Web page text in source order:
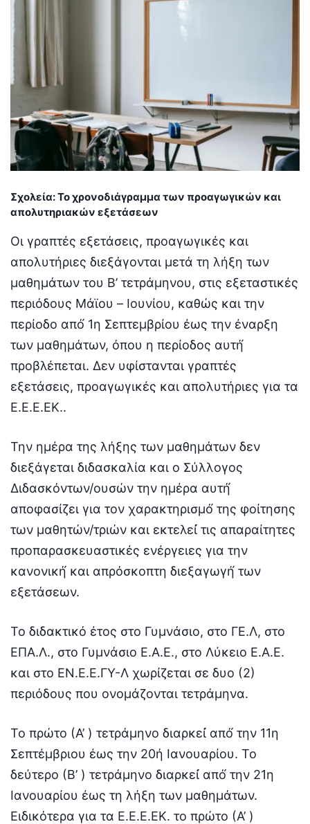
Σχολεία:Το χρονοδιάγραμμα των προαγωγικών και
απολυτηριακών εξετάσεων
Οι γραπτές εξετάσεις, προαγωγικές και
απολυτήριες διεξάγονται μετά τη λήξη των
μαθημάτων του Β’ τετράμηνου, στις εξεταστικές
περιόδους Μάϊου – Ιουνίου, καθώς και την
περίοδο από́ 1η Σεπτεμβρίου έως την έναρξη
των μαθημάτων, όπου η περίοδος αυτή́
προβλέπεται. Δεν υφίστανται γραπτές
εξετάσεις, προαγωγικές και απολυτήριες για τα
Ε.Ε.Ε.ΕΚ..
Την ημέρα της λήξης των μαθημάτων δεν
διεξάγεται διδασκαλία και ο Σύλλογος
Διδασκόντων/ουσών την ημέρα αυτή́
αποφασίζει για τον χαρακτηρισμό́ της φοίτησης
των μαθητών/τριών και εκτελεί́ τις απαραίτητες
προπαρασκευαστικές ενέργειες για την
κανονική́ και απρόσκοπτη διεξαγωγή́ των
εξετάσεων.
Το διδακτικό έτος στο Γυμνάσιο, στο ΓΕ.Λ, στο
ΕΠΑ.Λ., στο Γυμνάσιο Ε.Α.Ε., στο Λύκειο Ε.Α.Ε.
και στο ΕΝ.Ε.Ε.ΓΥ-Λ χωρίζεται σε δυο (2)
περιόδους που ονομάζονται τετράμηνα.
Το πρώτο (Α’ ) τετράμηνο διαρκεί́ από́ την 11η
Σεπτέμβριου έως την 20ή Ιανουαρίου. Το
δεύτερο (Β’ ) τετράμηνο διαρκεί́ από́ την 21η
Ιανουαρίου έως τη λήξη των μαθημάτων.
Ειδικότερα για τα Ε.Ε.Ε.ΕΚ. το πρώτο (Α’ )